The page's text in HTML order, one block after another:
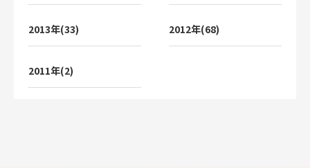
2013年(33) 2012年(68)
2011年(2)